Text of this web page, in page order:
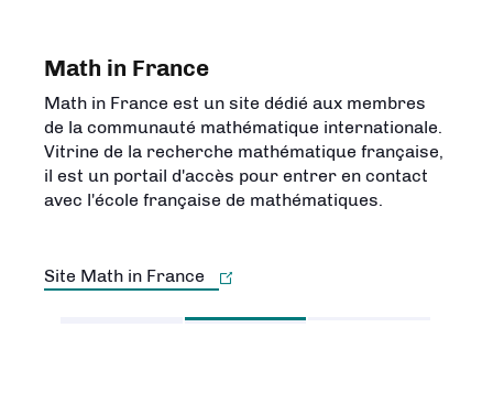
Math in France
Math in France est un site dédié aux membres
de la communauté mathématique internationale.
Vitrine de la recherche mathématique française,
il est un portail d'accès pour entrer en contact
avec l'école française de mathématiques.
Site Math in France